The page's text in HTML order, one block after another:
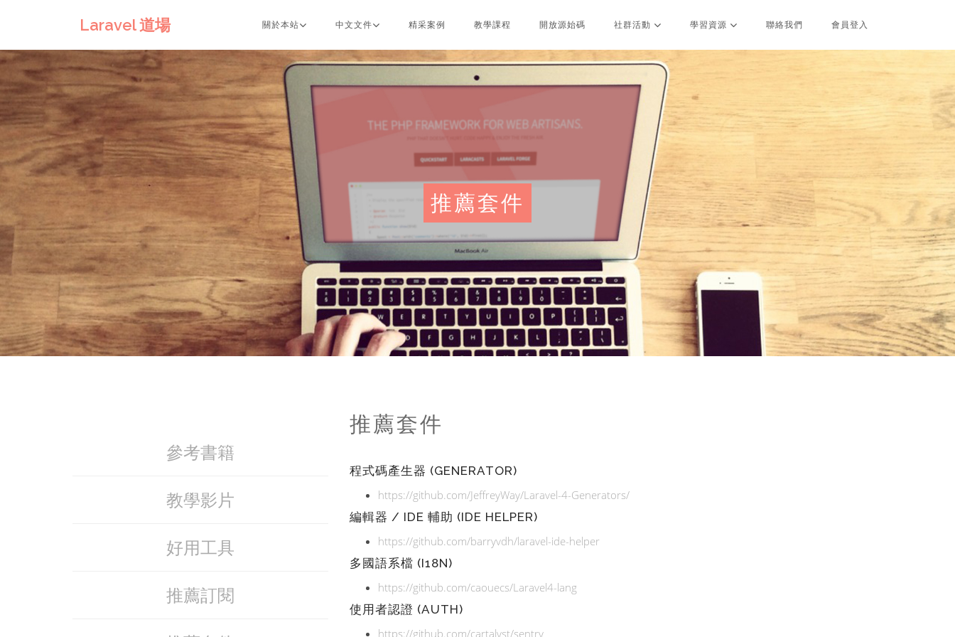
Laravel 道場 關於本站 中文文件 精采案例 教學課程 開放源始碼 社群活動 學習資源 聯絡我們 會員登入
推薦套件
參考書籍
教學影片
好用工具
推薦訂閱
推薦套件
程式碼產生器 (GENERATOR)
https://github.com/JeffreyWay/Laravel-4-Generators/
編輯器 / IDE 輔助 (IDE HELPER)
https://github.com/barryvdh/laravel-ide-helper
多國語系檔 (I18N)
https://github.com/caouecs/Laravel4-lang
使用者認證 (AUTH)
https://github.com/cartalyst/sentry